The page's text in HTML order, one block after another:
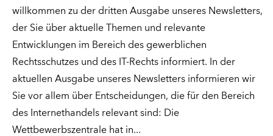
willkommen zu der dritten Ausgabe unseres Newsletters,
der Sie über aktuelle Themen und relevante
Entwicklungen im Bereich des gewerblichen
Rechtsschutzes und des IT-Rechts informiert. In der
aktuellen Ausgabe unseres Newsletters informieren wir
Sie vor allem über Entscheidungen, die für den Bereich
des Internethandels relevant sind: Die
Wettbewerbszentrale hat in